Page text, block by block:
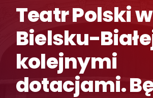
Teatr Polski w
Bielsku-
kolejnymi
dotacjami.